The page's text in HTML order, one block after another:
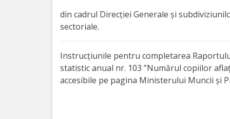
activitate
Parteneriate
Proiecte
din cadrul Direcției Generale și
sectoriale.
Instrucțiunile pentru completarea
statistic anual nr. 103 ”Numărul copiilor
accesibile pe pagina Ministerului Muncii și